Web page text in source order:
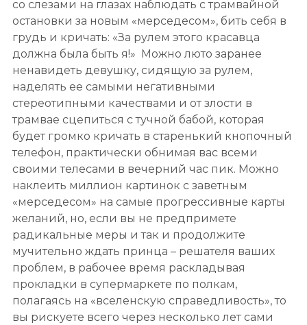
со слезами на глазах наблюдать с трамвайной
остановки за новым «мерседесом», бить себя в
грудь и кричать: «За рулем этого красавца
должна была быть я!» Можно люто заранее
ненавидеть девушку, сидящую за рулем,
наделять ее самыми негативными
стереотипными качествами и от злости в
трамвае сцепиться с тучной бабой, которая
будет громко кричать в старенький кнопочный
телефон, практически обнимая вас всеми
своими телесами в вечерний час пик. Можно
наклеить миллион картинок с заветным
«мерседесом» на самые прогрессивные карты
желаний, но, если вы не предпримете
радикальные меры и так и продолжите
мучительно ждать принца – решателя ваших
проблем, в рабочее время раскладывая
прокладки в супермаркете по полкам,
полагаясь на «вселенскую справедливость», то
вы рискуете всего через несколько лет сами